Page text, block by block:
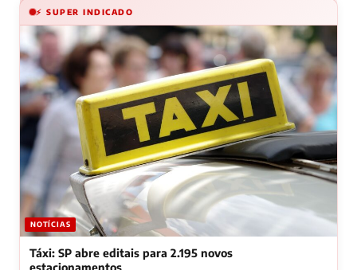
⚡ SUPER INDICADO
NOTÍCIAS
Táxi: SP abre editais para 2.195 novos
estacionamentos